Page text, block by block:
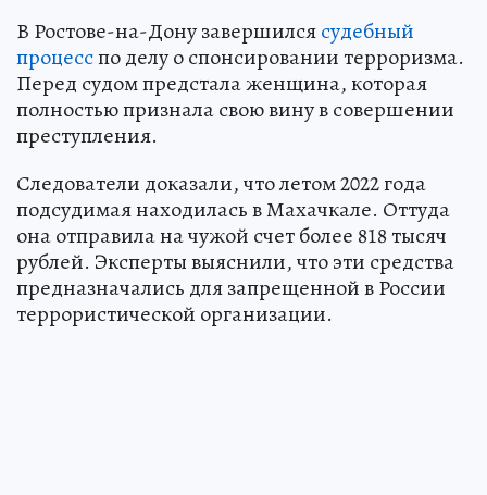
В Ростове-на-Дону завершилсясудебный
процесспо делу о спонсировании терроризма.
Перед судом предстала женщина, которая
полностью признала свою вину в совершении
преступления.
Следователи доказали, что летом 2022 года
подсудимая находилась в Махачкале. Оттуда
она отправила на чужой счет более 818 тысяч
рублей. Эксперты выяснили, что эти средства
предназначались для запрещенной в России
террористической организации.